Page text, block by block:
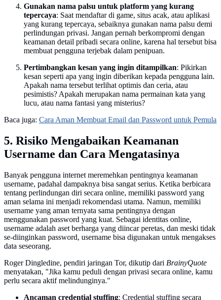
Gunakan nama palsu untuk platform yang kurang
tepercaya: Saat mendaftar di game, situs acak, atau aplikasi
yang kurang tepercaya, sebaiknya gunakan nama palsu demi
perlindungan privasi. Jangan pernah berkompromi dengan
keamanan detail pribadi secara online, karena hal tersebut bisa
membuat pengguna terjebak dalam penipuan.
Pertimbangkan kesan yang ingin ditampilkan: Pikirkan
kesan seperti apa yang ingin diberikan kepada pengguna lain.
Apakah nama tersebut terlihat optimis dan ceria, atau
pesimistis? Apakah merupakan nama permainan kata yang
lucu, atau nama fantasi yang misterius?
Baca juga: Cara Aman Membuat Email dan Password untuk Pemula
5. Risiko Mengabaikan Keamanan
Username dan Cara Mengatasinya
Banyak pengguna internet meremehkan pentingnya keamanan
username, padahal dampaknya bisa sangat serius. Ketika berbicara
tentang perlindungan diri secara online, memiliki password yang
aman selama ini menjadi rekomendasi utama. Namun, memiliki
username yang aman ternyata sama pentingnya dengan
menggunakan password yang kuat. Sebagai identitas online,
username adalah aset berharga yang diincar peretas, dan meski tidak
se-diinginkan password, username bisa digunakan untuk mengakses
data seseorang.
Roger Dingledine, pendiri jaringan Tor, dikutip dari BrainyQuote
menyatakan, "Jika kamu peduli dengan privasi secara online, kamu
perlu secara aktif melindunginya."
Ancaman credential stuffing: Credential stuffing secara